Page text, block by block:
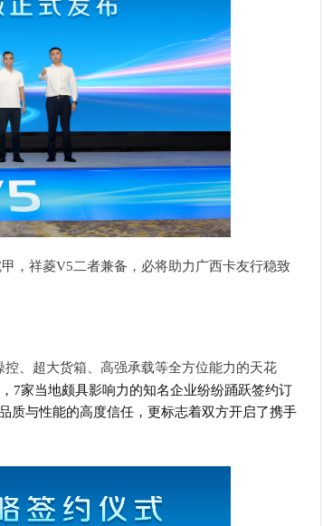
，祥菱V5二者兼备，必将助力 广西卡友行稳致
、超大货箱、高强承载等全方位能力的天花
，7家当地颇具影响力的知名企业纷纷踊跃签约订
质与性能的高度信任，更标志着双方开启了携手